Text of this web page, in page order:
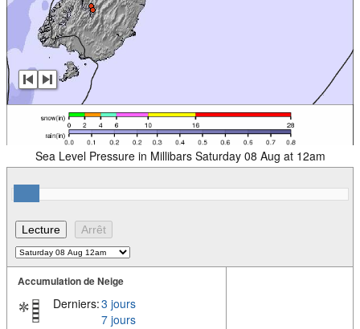
Sea Level Pressure in Millibars Saturday 08 Aug at 12am
Accumulation de Neige
Derniers:3 jours
7 jours